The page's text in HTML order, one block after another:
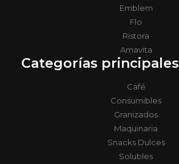
Emblem
Flo
Ristora
Amavita
Categorías principales
Café
Consumibles
Granizados
Maquinaria
Snacks Dulces
Solubles